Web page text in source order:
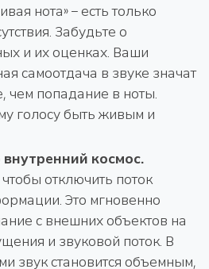
нота» – есть только
Забудьте о
и их оценках. Ваши
самоотдача в звуке значат
чем попадание в ноты.
голосу быть живым и
космос.
отключить поток
Это мгновенно
с внешних объектов на
и звуковой поток. В
звук становится объемным,